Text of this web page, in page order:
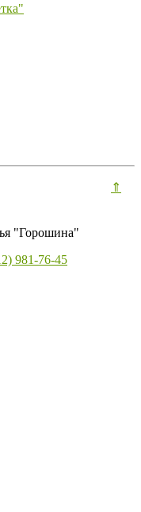
"Горошина"
981-76-45
⇑